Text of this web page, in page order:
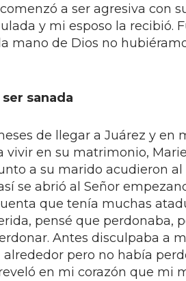
a ser agresiva con
y mi esposo la recibió.
mano de Dios no
sanada
de llegar a Juárez y en
vivir en su matrimonio,
a su marido acudieron
se abrió al Señor
que tenía muchas
pensé que perdonaba,
Antes disculpaba a
pero no había
en mi corazón que mi